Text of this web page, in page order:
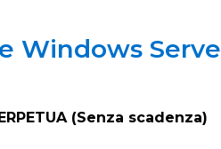
Windows
(Senza scadenza)